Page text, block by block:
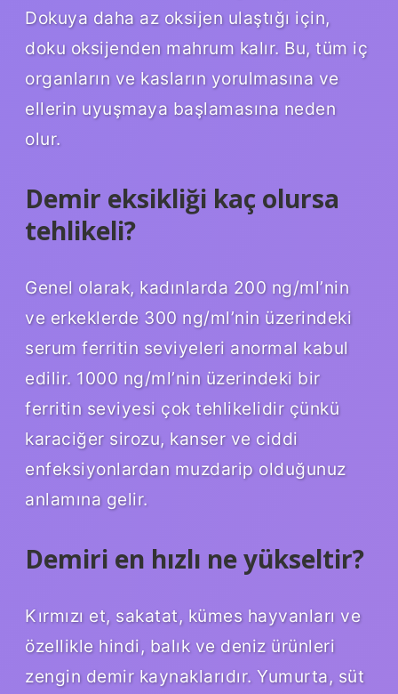
Dokuya daha az oksijen ulaştığı için,
doku oksijenden mahrum kalır. Bu, tüm iç
organların ve kasların yorulmasına ve
ellerin uyuşmaya başlamasına neden
olur.
Demir eksikliği kaç olursa
tehlikeli?
Genel olarak, kadınlarda 200 ng/ml’nin
ve erkeklerde 300 ng/ml’nin üzerindeki
serum ferritin seviyeleri anormal kabul
edilir. 1000 ng/ml’nin üzerindeki bir
ferritin seviyesi çok tehlikelidir çünkü
karaciğer sirozu, kanser ve ciddi
enfeksiyonlardan muzdarip olduğunuz
anlamına gelir.
Demiri en hızlı ne yükseltir?
Kırmızı et, sakatat, kümes hayvanları ve
özellikle hindi, balık ve deniz ürünleri
zengin demir kaynaklarıdır. Yumurta, süt